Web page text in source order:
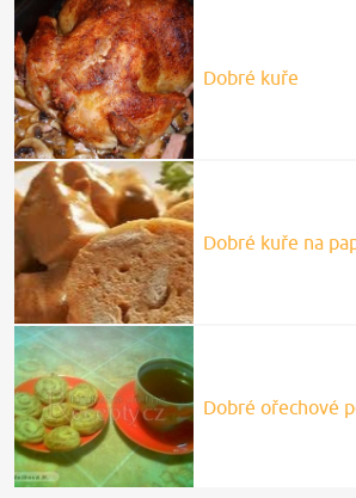
Dobré kuře
Dobré kuře na
Dobré ořechové